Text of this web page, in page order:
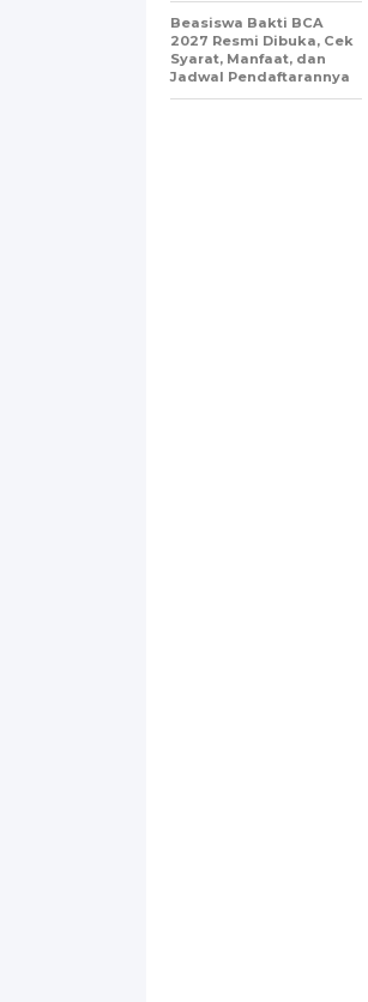
Beasiswa Bakti BCA
2027 Resmi Dibuka, Cek
Syarat, Manfaat, dan
Jadwal Pendaftarannya